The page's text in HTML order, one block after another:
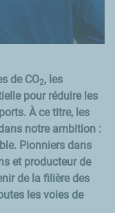
de CO2, les
pour réduire les
À ce titre, les
notre ambition :
Pionniers dans
et producteur de
de la filière des
les voies de